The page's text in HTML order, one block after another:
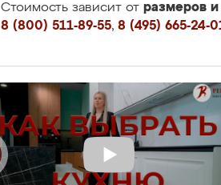
Стоимость зависит от размеров
8 (800) 511-89-55, 8 (495) 665-24-